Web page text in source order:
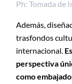
Ph: Tomada de
Además,
trasfondos
internacional.
perspectiva
como